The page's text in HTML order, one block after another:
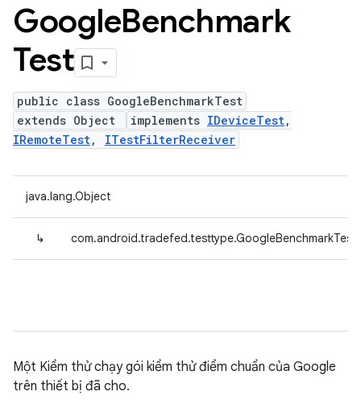
GoogleBenchmark
Test
public class GoogleBenchmarkTest
extends Object
implements IDeviceTest,
IRemoteTest, ITestFilterReceiver
java.lang.Object
↳ com.android.tradefed.testtype.GoogleBenchmarkTest
Một Kiểm thử chạy gói kiểm thử điểm chuẩn của Google
trên thiết bị đã cho.